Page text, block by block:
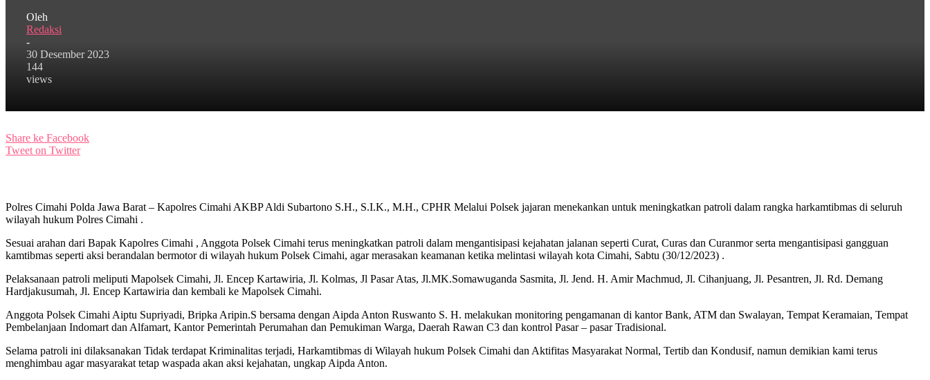
Oleh
Redaksi
-
30 Desember 2023
144
views
Share ke Facebook
Tweet on Twitter
Polres Cimahi Polda Jawa Barat – Kapolres Cimahi AKBP Aldi Subartono S.H., S.I.K., M.H., CPHR Melalui Polsek jajaran menekankan untuk meningkatkan patroli dalam rangka harkamtibmas di seluruh
wilayah hukum Polres Cimahi .
Sesuai arahan dari Bapak Kapolres Cimahi , Anggota Polsek Cimahi terus meningkatkan patroli dalam mengantisipasi kejahatan jalanan seperti Curat, Curas dan Curanmor serta mengantisipasi gangguan
kamtibmas seperti aksi berandalan bermotor di wilayah hukum Polsek Cimahi, agar merasakan keamanan ketika melintasi wilayah kota Cimahi, Sabtu (30/12/2023) .
Pelaksanaan patroli meliputi Mapolsek Cimahi, Jl. Encep Kartawiria, Jl. Kolmas, Jl Pasar Atas, Jl.MK.Somawuganda Sasmita, Jl. Jend. H. Amir Machmud, Jl. Cihanjuang, Jl. Pesantren, Jl. Rd. Demang
Hardjakusumah, Jl. Encep Kartawiria dan kembali ke Mapolsek Cimahi.
Anggota Polsek Cimahi Aiptu Supriyadi, Bripka Aripin.S bersama dengan Aipda Anton Ruswanto S. H. melakukan monitoring pengamanan di kantor Bank, ATM dan Swalayan, Tempat Keramaian, Tempat
Pembelanjaan Indomart dan Alfamart, Kantor Pemerintah Perumahan dan Pemukiman Warga, Daerah Rawan C3 dan kontrol Pasar – pasar Tradisional.
Selama patroli ini dilaksanakan Tidak terdapat Kriminalitas terjadi, Harkamtibmas di Wilayah hukum Polsek Cimahi dan Aktifitas Masyarakat Normal, Tertib dan Kondusif, namun demikian kami terus
menghimbau agar masyarakat tetap waspada akan aksi kejahatan, ungkap Aipda Anton.